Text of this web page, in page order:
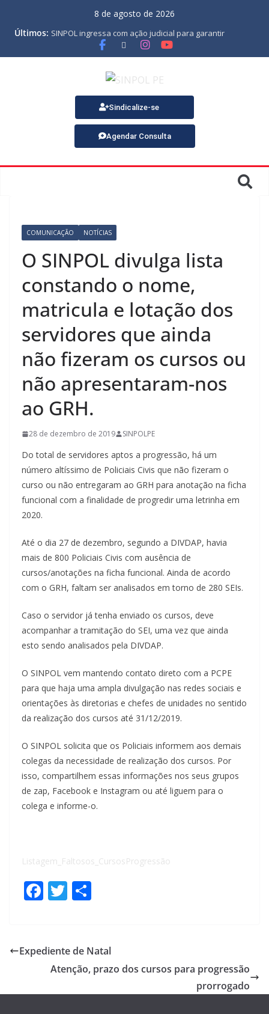
8 de agosto de 2026
Últimos: SINPOL ingressa com ação judicial para garantir
pagamento do PJES atrasado
ASSEMBLEIA GERAL ORDINÁRIA
MINUTA DA LEI ORGÂNICA
Nota de Pesar sobre o falecimento de Gonçalo, um dos
fundadores do SINPOL
SINPOL e CAMPOL promovem 2º Curso de Tiro Policial,
no dia 9 de outubro
Sindicalize-se
Agendar Consulta
COMUNICAÇÃO NOTÍCIAS
O SINPOL divulga lista
constando o nome,
matricula e lotação dos
servidores que ainda
não fizeram os cursos ou
não apresentaram-nos
ao GRH.
28 de dezembro de 2019 SINPOLPE
Do total de servidores aptos a progressão, há um
número altíssimo de Policiais Civis que não fizeram o
curso ou não entregaram ao GRH para anotação na ficha
funcional com a finalidade de progredir uma letrinha em
2020.
Até o dia 27 de dezembro, segundo a DIVDAP, havia
mais de 800 Policiais Civis com ausência de
cursos/anotações na ficha funcional. Ainda de acordo
com o GRH, faltam ser analisados em torno de 280 SEIs.
Caso o servidor já tenha enviado os cursos, deve
acompanhar a tramitação do SEI, uma vez que ainda
esto sendo analisados pela DIVDAP.
O SINPOL vem mantendo contato direto com a PCPE
para que haja uma ampla divulgação nas redes sociais e
orientações às diretorias e chefes de unidades no sentido
da realização dos cursos até 31/12/2019.
O SINPOL solicita que os Policiais informem aos demais
colegas da necessidade de realização dos cursos. Por
isso, compartilhem essas informações nos seus grupos
de zap, Facebook e Instagram ou até liguem para o
colega e informe-o.
Listagem_Faltosos_CursosProgressão
F
b
o
T
er e
Expediente de Natal
Atenção, prazo dos cursos para progressão
prorrogado